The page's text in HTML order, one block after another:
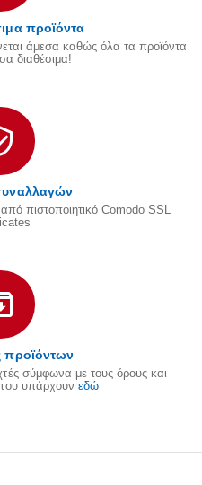
προϊόντα
άμεσα καθώς όλα τα προϊόντα
διαθέσιμα!
πιστοποιητικό Comodo SSL
προϊόντων
σύμφωνα με τους όρους και
υπάρχουν εδώ